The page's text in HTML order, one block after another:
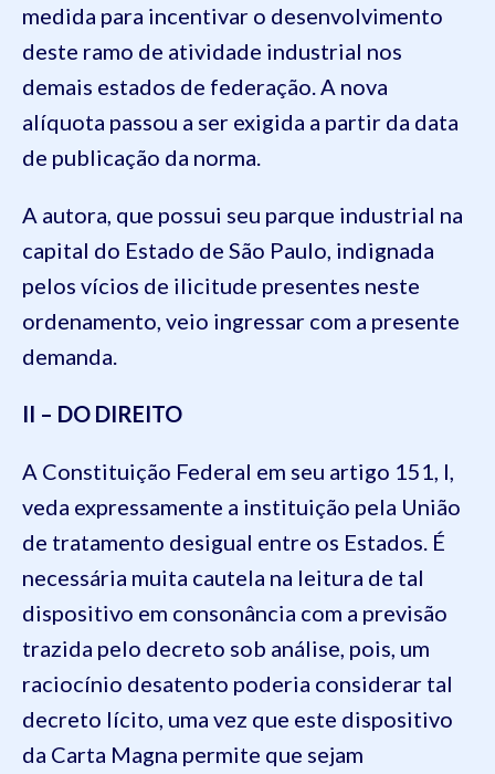
medida para incentivar o desenvolvimento
deste ramo de atividade industrial nos
demais estados de federação. A nova
alíquota passou a ser exigida a partir da data
de publicação da norma.
A autora, que possui seu parque industrial na
capital do Estado de São Paulo, indignada
pelos vícios de ilicitude presentes neste
ordenamento, veio ingressar com a presente
demanda.
II – DO DIREITO
A Constituição Federal em seu artigo 151, I,
veda expressamente a instituição pela União
de tratamento desigual entre os Estados. É
necessária muita cautela na leitura de tal
dispositivo em consonância com a previsão
trazida pelo decreto sob análise, pois, um
raciocínio desatento poderia considerar tal
decreto lícito, uma vez que este dispositivo
da Carta Magna permite que sejam